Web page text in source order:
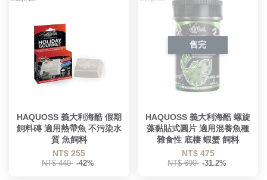
HAQUOSS 義大利海酷 假期
飼料磚 適用熱帶魚 不污染水
質 魚飼料
NT$ 255
NT$ 440 -42%
售完
HAQUOSS 義大利海酷 螺旋
藻黏貼式圓片 適用混養魚種
雜食性 底棲 蝦蟹 飼料
NT$ 475
NT$ 690 -31.2%